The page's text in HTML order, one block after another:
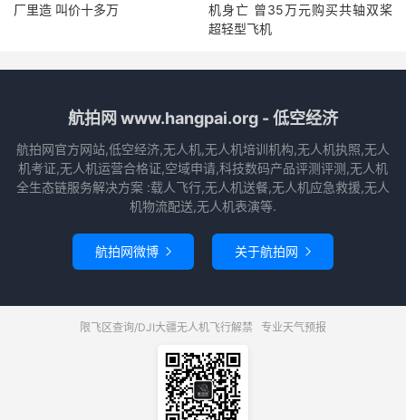
厂里造 叫价十多万
机身亡 曾35万元购买共轴双桨
超轻型飞机
航拍网 www.hangpai.org - 低空经济
航拍网官方网站,低空经济,无人机,无人机培训机构,无人机执照,无人
机考证,无人机运营合格证,空域申请,科技数码产品评测评测,无人机
全生态链服务解决方案 :载人飞行,无人机送餐,无人机应急救援,无人
机物流配送,无人机表演等.
航拍网微博  关于航拍网 
限飞区查询/DJI大疆无人机飞行解禁 专业天气预报